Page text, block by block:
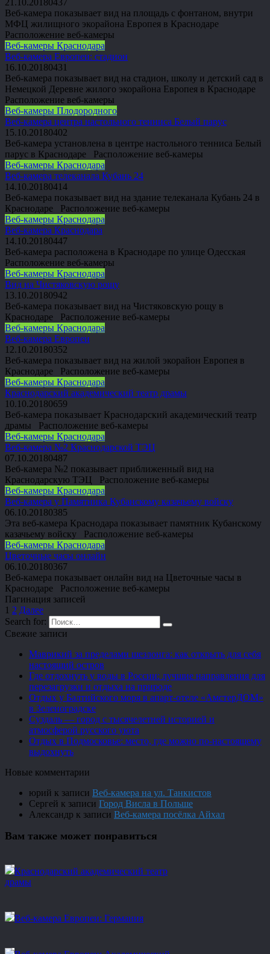
Веб-камера показывает вид на площадь с фонтаном, внутри
МФЦ жилищного экорайона Европея в Краснодаре
Расположение веб-камеры
Веб-камеры Краснодара
Веб-камера Европеи: стадион
16.10.20180431
Веб-камера показывает вид на стадион, школу и детский сад в
Немецкой Деревне жилого экорайона Европея в Краснодаре
Расположение веб-камеры
Веб-камеры Плодородного
Веб-камера центра настольного тенниса Белый парус
15.10.20180402
Веб-камера установлена в центре настольного тенниса Белый
парус в Краснодаре Расположение веб-камеры
Веб-камеры Краснодара
Веб-камера телеканала Кубань 24
14.10.20180414
Веб-камера показывает вид на здание телеканала Кубань 24 в
Краснодаре Расположение веб-камеры
Веб-камеры Краснодара
Веб-камера Краснодара
14.10.20180447
Веб-камера расположена в Краснодаре по улице Одесская
Расположение веб-камеры
Веб-камеры Краснодара
Вид на Чистяковскую рощу
13.10.20180942
Веб-камера показывает вид на Чистяковскую рощу в
Краснодаре Расположение веб-камеры
Веб-камеры Краснодара
Веб-камера Европеи
12.10.20180352
Веб-камера показывает вид на жилой экорайон Европея в
Краснодаре Расположение веб-камеры
Веб-камеры Краснодара
Краснодарский академический театр драмы
10.10.20180659
Веб-камера показывает Краснодарский академический театр
драмы Расположение веб-камеры
Веб-камеры Краснодара
Веб-камера №2 Краснодарской ТЭЦ
07.10.20180487
Веб-камера №2 показывает приближенный вид на
Краснодарскую ТЭЦ Расположение веб-камеры
Веб-камеры Краснодара
Веб-камера у Памятника Кубанскому казачьему войску
06.10.20180385
Эта веб-камера Краснодара показывает памятник Кубанскому
казачьему войску Расположение веб-камеры
Веб-камеры Краснодара
Цветочные часы онлайн
06.10.20180367
Веб-камера показывает онлайн вид на Цветочные часы в
Краснодаре Расположение веб-камеры
Пагинация записей
1 2 Далее
Search for:
Свежие записи
Маврикий за пределами шезлонга: как открыть для себя
настоящий остров
Где отдохнуть у воды в России: лучшие направления для
перезагрузки и отдыха на природе
Отдых у Балтийского моря в апарт-отеле «АмстерДОМ»
в Зеленоградске
Суздаль — город с тысячелетней историей и
атмосферой русского уюта
Отдых в Подмосковье: место, где можно по-настоящему
выдохнуть
Новые комментарии
юрий к записи Веб-камера на ул. Танкистов
Сергей к записи Город Висла в Польше
Александр к записи Веб-камера посёлка Айхал
Вам также может понравиться
Краснодарский академический театр
драмы
Веб-камера Европеи: Германия